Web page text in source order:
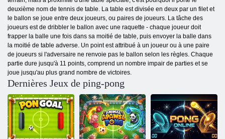
deuxième nom de tennis de table. La table est divisée en deux par un filet et
le ballon se joue entre deux joueurs, ou paires de joueurs. La tâche des
joueurs est de dribbler le ballon avec une raquette - chaque joueur doit
frapper la balle une fois dans sa moitié de table, puis envoyer la balle dans
la moitié de table adverse. Un point est attribué à un joueur ou à une paire
de joueurs si l'adversaire ne renvoie pas le ballon selon les règles. Chaque
partie dure jusqu'à 11 points, comprend un nombre impair de parties et se
joue jusqu'au plus grand nombre de victoires.
Dernières Jeux de ping-pong